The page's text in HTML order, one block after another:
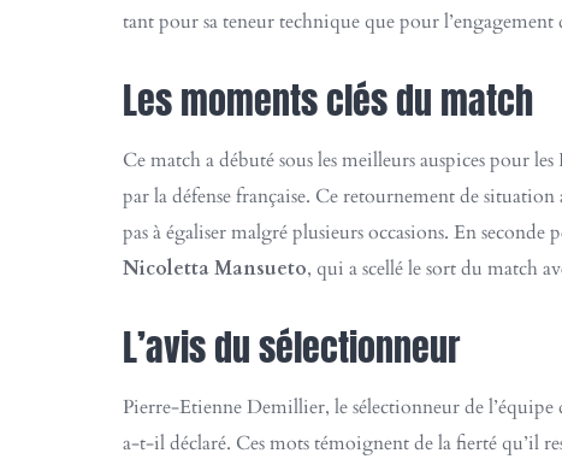
tant pour sa teneur technique que pour l’engagement
Les moments clés du match
Ce match a débuté sous les meilleurs auspices pour
par la défense française. Ce retournement de
pas à égaliser malgré plusieurs occasions. En
Nicoletta Mansueto, qui a scellé le sort du match
L’avis du sélectionneur
Pierre-Etienne Demillier, le sélectionneur de l’équipe
a-t-il déclaré. Ces mots témoignent de la fierté qu’il